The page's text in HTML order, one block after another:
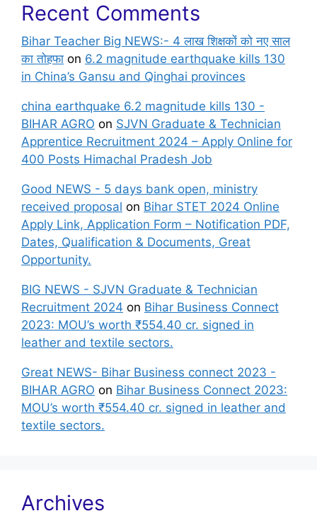
Recent Comments
Bihar Teacher Big NEWS:- 4 लाख शिक्षकों को नए साल
का तोहफा on 6.2 magnitude earthquake kills 130
in China’s Gansu and Qinghai provinces
china earthquake 6.2 magnitude kills 130 -
BIHAR AGRO on SJVN Graduate & Technician
Apprentice Recruitment 2024 – Apply Online for
400 Posts Himachal Pradesh Job
Good NEWS - 5 days bank open, ministry
received proposal on Bihar STET 2024 Online
Apply Link, Application Form – Notification PDF,
Dates, Qualification & Documents, Great
Opportunity.
BIG NEWS - SJVN Graduate & Technician
Recruitment 2024 on Bihar Business Connect
2023: MOU’s worth ₹554.40 cr. signed in
leather and textile sectors.
Great NEWS- Bihar Business connect 2023 -
BIHAR AGRO on Bihar Business Connect 2023:
MOU’s worth ₹554.40 cr. signed in leather and
textile sectors.
Archives